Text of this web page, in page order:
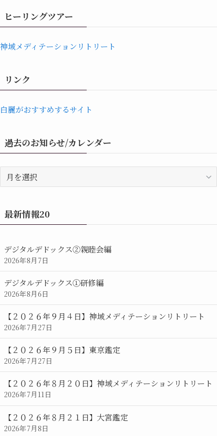
ヒーリングツアー
神域メディテーションリトリート
リンク
白麗がおすすめするサイト
過去のお知らせ/カレンダー
去
お
知
せ/
カ
レ
ン
ダ
ー
最新情報20
デジタルデドックス②親睦会編
2026年8月7日
デジタルデドックス①研修編
2026年8月6日
【２０２６年９月４日】神域メディテーションリトリート
2026年7月27日
【２０２６年９月５日】東京鑑定
2026年7月27日
【２０２６年８月２０日】神域メディテーションリトリート
2026年7月11日
【２０２６年８月２１日】大宮鑑定
2026年7月8日